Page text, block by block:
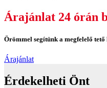
Árajánlat 24 órán
Örömmel segítünk a megfelelő
Árajánlat
Érdekelheti Önt